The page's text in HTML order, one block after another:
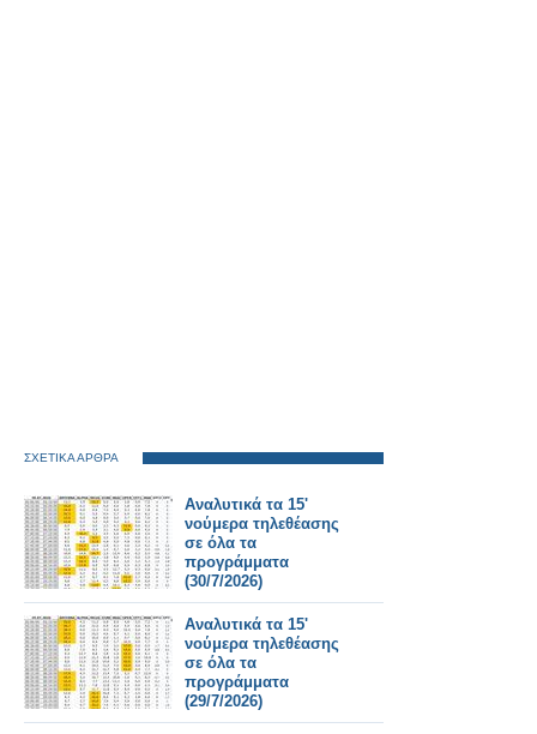
ΣΧΕΤΙΚΑ ΑΡΘΡΑ
Αναλυτικά τα 15'
νούμερα τηλεθέασης
σε όλα τα
προγράμματα
(30/7/2026)
Αναλυτικά τα 15'
νούμερα τηλεθέασης
σε όλα τα
προγράμματα
(29/7/2026)